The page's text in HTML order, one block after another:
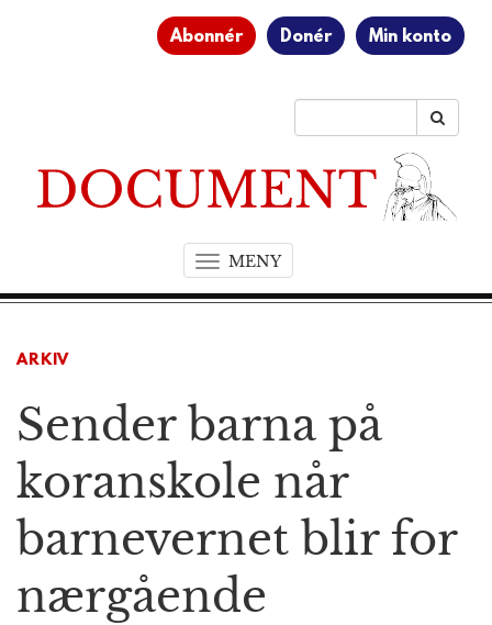
Abonnér Donér Min konto
MENYT
o
a
i
a
t
ARKIV
Sender barna på
koranskole når
barnevernet blir for
nærgående